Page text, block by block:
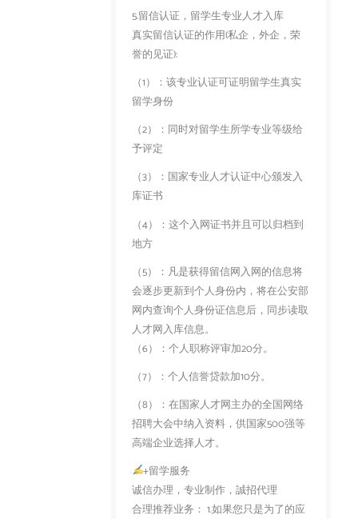
5.留信认证，留学生专业人才入库
真实留信认证的作用(私企，外企，荣
誉的见证):
（1）：该专业认证可证明留学生真实
留学身份
（2）：同时对留学生所学专业等级给
予评定
（3）：国家专业人才认证中心颁发入
库证书
（4）：这个入网证书并且可以归档到
地方
（5）：凡是获得留信网入网的信息将
会逐步更新到个人身份内，将在公安部
网内查询个人身份证信息后，同步读取
人才网入库信息。
（6）：个人职称评审加20分。
（7）：个人信誉贷款加10分。
（8）：在国家人才网主办的全国网络
招聘大会中纳入资料，供国家500强等
高端企业选择人才。
+留学服务
诚信办理，专业制作，誠招代理
合理推荐业务： 1.如果您只是为了的应